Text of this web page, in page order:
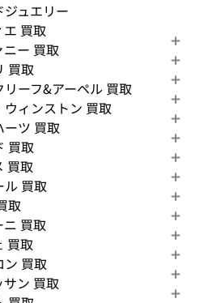
ジュエリー
エ 買取
ー 買取
買取
リーフ&アーペル 買取
ウィンストン 買取
ーツ 買取
買取
買取
ル 買取
取
ニ 買取
買取
ン 買取
ン 買取